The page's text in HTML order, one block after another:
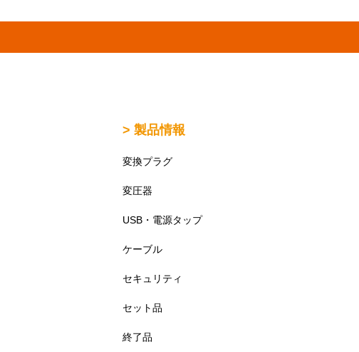
> 製品情報
変換プラグ
変圧器
USB・電源タップ
ケーブル
セキュリティ
セット品
終了品